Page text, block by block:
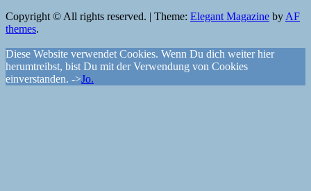
Copyright © All rights reserved. | Theme: Elegant Magazine by AF
themes.
Diese Website verwendet Cookies. Wenn Du dich weiter hier
herumtreibst, bist Du mit der Verwendung von Cookies
einverstanden. ->Jo.